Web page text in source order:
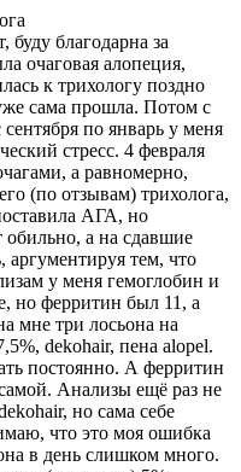
буду благодарна за
очаговая алопеция,
к трихологу поздно
сама прошла. Потом с
сентября по январь у меня
стресс. 4 февраля
а равномерно,
(по отзывам) трихолога,
АГА, но
а на сдавшие
аргументируя тем, что
у меня гемоглобин и
но ферритин был 11, а
мне три лосьона на
dekohair, пена alopel.
постоянно. А ферритин
Анализы ещё раз не
но сама себе
что это моя ошибка
в день слишком много.